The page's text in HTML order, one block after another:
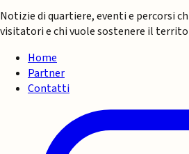
Notizie di quartiere, eventi e percorsi
visitatori e chi vuole sostenere il
Home
Partner
Contatti